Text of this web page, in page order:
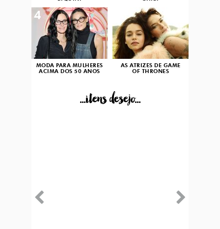
MODA PARA MULHERES
ACIMA DOS 50 ANOS
4
AS ATRIZES DE GAME
OF THRONES
...itens desejo...